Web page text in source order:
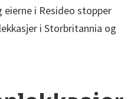
eierne i Resideo stopper
i Storbritannia og